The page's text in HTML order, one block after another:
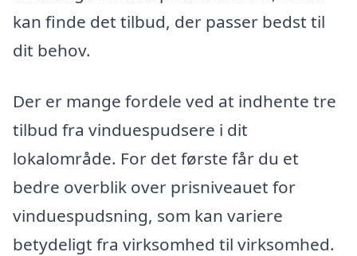
kan finde det tilbud, der passer bedst til
dit behov.
Der er mange fordele ved at indhente tre
tilbud fra vinduespudsere i dit
lokalområde. For det første får du et
bedre overblik over prisniveauet for
vinduespudsning, som kan variere
betydeligt fra virksomhed til virksomhed.